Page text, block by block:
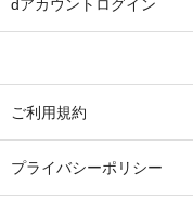
dアカウントログイン
ご利用規約
プライバシーポリシー